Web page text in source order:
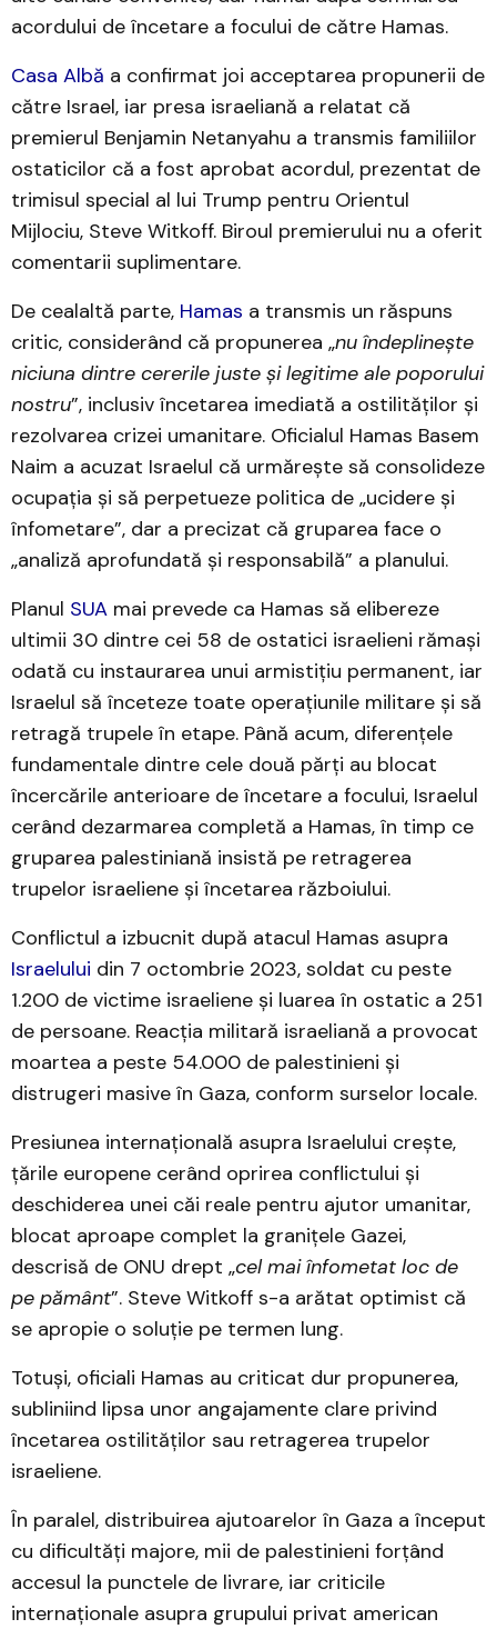
acordului de încetare a focului de către Hamas.
Casa Albă a confirmat joi acceptarea propunerii de
către Israel, iar presa israeliană a relatat că
premierul Benjamin Netanyahu a transmis familiilor
ostaticilor că a fost aprobat acordul, prezentat de
trimisul special al lui Trump pentru Orientul
Mijlociu, Steve Witkoff. Biroul premierului nu a oferit
comentarii suplimentare.
De cealaltă parte, Hamas a transmis un răspuns
critic, considerând că propunerea „nu îndeplinește
niciuna dintre cererile juste și legitime ale poporului
nostru”, inclusiv încetarea imediată a ostilităților și
rezolvarea crizei umanitare. Oficialul Hamas Basem
Naim a acuzat Israelul că urmărește să consolideze
ocupația și să perpetueze politica de „ucidere și
înfometare”, dar a precizat că gruparea face o
„analiză aprofundată și responsabilă” a planului.
Planul SUA mai prevede ca Hamas să elibereze
ultimii 30 dintre cei 58 de ostatici israelieni rămași
odată cu instaurarea unui armistițiu permanent, iar
Israelul să înceteze toate operațiunile militare și să
retragă trupele în etape. Până acum, diferențele
fundamentale dintre cele două părți au blocat
încercările anterioare de încetare a focului, Israelul
cerând dezarmarea completă a Hamas, în timp ce
gruparea palestiniană insistă pe retragerea
trupelor israeliene și încetarea războiului.
Conflictul a izbucnit după atacul Hamas asupra
Israelului din 7 octombrie 2023, soldat cu peste
1.200 de victime israeliene și luarea în ostatic a 251
de persoane. Reacția militară israeliană a provocat
moartea a peste 54.000 de palestinieni și
distrugeri masive în Gaza, conform surselor locale.
Presiunea internațională asupra Israelului crește,
țările europene cerând oprirea conflictului și
deschiderea unei căi reale pentru ajutor umanitar,
blocat aproape complet la granițele Gazei,
descrisă de ONU drept „cel mai înfometat loc de
pe pământ”. Steve Witkoff s-a arătat optimist că
se apropie o soluție pe termen lung.
Totuși, oficiali Hamas au criticat dur propunerea,
subliniind lipsa unor angajamente clare privind
încetarea ostilităților sau retragerea trupelor
israeliene.
În paralel, distribuirea ajutoarelor în Gaza a început
cu dificultăți majore, mii de palestinieni forțând
accesul la punctele de livrare, iar criticile
internaționale asupra grupului privat american